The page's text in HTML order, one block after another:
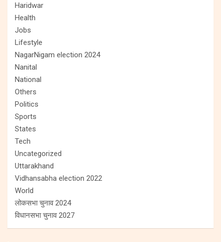
Haridwar
Health
Jobs
Lifestyle
NagarNigam election 2024
Nanital
National
Others
Politics
Sports
States
Tech
Uncategorized
Uttarakhand
Vidhansabha election 2022
World
लोकसभा चुनाव 2024
विधानसभा चुनाव 2027